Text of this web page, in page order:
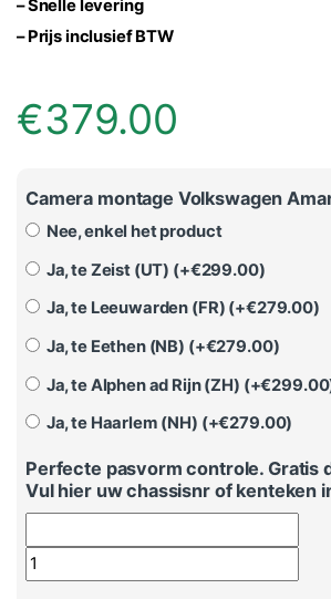
– Snelle levering
– Prijs inclusief BTW
€379.00
Camera montage Volkswagen
Nee, enkel het product
Ja, te Zeist (UT) (+€299.00)
Ja, te Leeuwarden (FR) (+€279.00)
Ja, te Eethen (NB) (+€279.00)
Ja, te Alphen ad Rijn (ZH) (+€299.00
Ja, te Haarlem (NH) (+€279.00)
Perfecte pasvorm controle. Gratis
Vul hier uw chassisnr of kenteken
Achteruitrijcamera Amarok aantal